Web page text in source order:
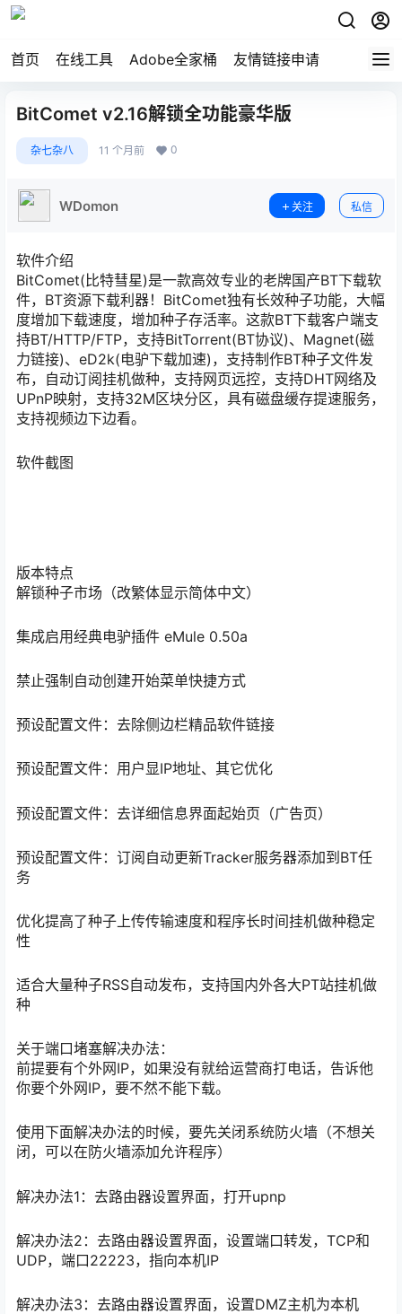
首页 在线工具 Adobe全家桶 友情链接申请
BitComet v2.16解锁全功能豪华版
杂七杂八 11 个月前 0
WDomon 关注 私信
软件介绍
BitComet(比特彗星)是一款高效专业的老牌国产BT下载软
件，BT资源下载利器！BitComet独有长效种子功能，大幅
度增加下载速度，增加种子存活率。这款BT下载客户端支
持BT/HTTP/FTP，支持BitTorrent(BT协议)、Magnet(磁
力链接)、eD2k(电驴下载加速)，支持制作BT种子文件发
布，自动订阅挂机做种，支持网页远控，支持DHT网络及
UPnP映射，支持32M区块分区，具有磁盘缓存提速服务，
支持视频边下边看。
软件截图
版本特点
解锁种子市场（改繁体显示简体中文）
集成启用经典电驴插件 eMule 0.50a
禁止强制自动创建开始菜单快捷方式
预设配置文件：去除侧边栏精品软件链接
预设配置文件：用户显IP地址、其它优化
预设配置文件：去详细信息界面起始页（广告页）
预设配置文件：订阅自动更新Tracker服务器添加到BT任
务
优化提高了种子上传传输速度和程序长时间挂机做种稳定
性
适合大量种子RSS自动发布，支持国内外各大PT站挂机做
种
关于端口堵塞解决办法：
前提要有个外网IP，如果没有就给运营商打电话，告诉他
你要个外网IP，要不然不能下载。
使用下面解决办法的时候，要先关闭系统防火墙（不想关
闭，可以在防火墙添加允许程序）
解决办法1：去路由器设置界面，打开upnp
解决办法2：去路由器设置界面，设置端口转发，TCP和
UDP，端口22223，指向本机IP
解决办法3：去路由器设置界面，设置DMZ主机为本机